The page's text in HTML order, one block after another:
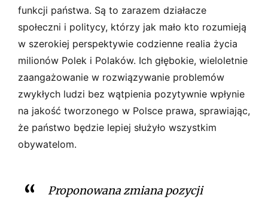
funkcji państwa. Są to zarazem działacze
społeczni i politycy, którzy jak mało kto rozumieją
w szerokiej perspektywie codzienne realia życia
milionów Polek i Polaków. Ich głębokie, wieloletnie
zaangażowanie w rozwiązywanie problemów
zwykłych ludzi bez wątpienia pozytywnie wpłynie
na jakość tworzonego w Polsce prawa, sprawiając,
że państwo będzie lepiej służyło wszystkim
obywatelom.
Proponowana zmiana pozycji